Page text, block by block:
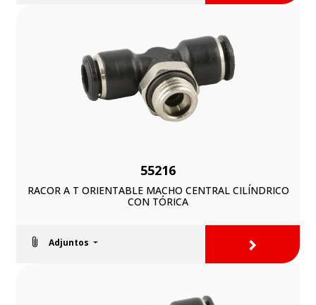
55216
RACOR A T ORIENTABLE MACHO CENTRAL CILÍNDRICO
CON TÓRICA
Adjuntos >